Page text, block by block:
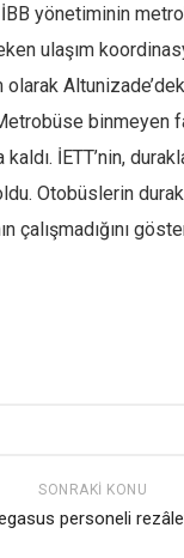
İBB yönetiminin
ulaşım
binmeyen
İETT’nin,
Otobüslerin
çalışmadığını
SONRAKI KONU
personeli